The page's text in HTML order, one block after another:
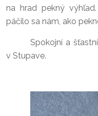
na hrad pekný
páčilo sa nám, ako
Spokojní a
v Stupave.